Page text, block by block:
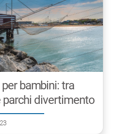
bambini: tra
parchi divertimento